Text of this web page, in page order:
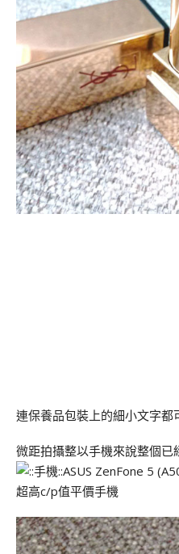
連保養品包裝上的細小文字
微距拍攝整以手機來說整個已